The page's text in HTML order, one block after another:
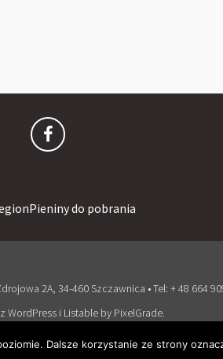
do pobrania
2A, 34-460 Szczawnica • Tel: + 48 664
WordPress i Listable by PixelGrade.
Dalsze korzystanie ze strony